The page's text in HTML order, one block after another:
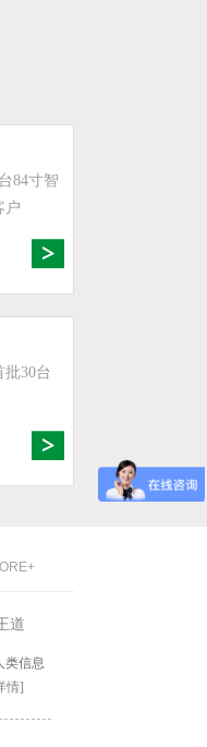
广告
储：主
84寸智
户
批30台
道
类信息
情]